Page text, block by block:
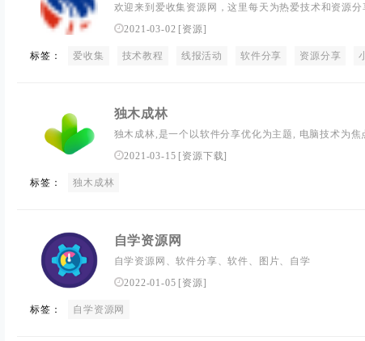
欢迎来到爱收集资源网，这里每天为热爱技术和资源分
程、最新的线报活动以及精选软件。我们的目标是打造
每一个来访者都能找到自己需要的资源，学习到实用
我们，一起发现、分享、成长！
2021-03-02 [资源]
标签： 爱收集 技术教程 线报活动 软件分享 资源分享
独木成林
独木成林,是一个以软件分享优化为主题, 电脑技术为焦
用网络资源的免费下载,欢迎大家常来!...
2021-03-15 [资源下载]
标签： 独木成林
自学资源网
自学资源网、软件分享、软件、图片、自学
2022-01-05 [资源]
标签： 自学资源网